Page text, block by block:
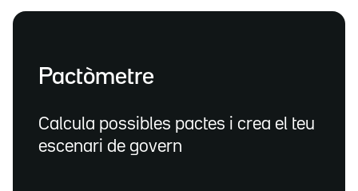
Pactòmetre
Calcula possibles pactes i crea el teu
escenari de govern